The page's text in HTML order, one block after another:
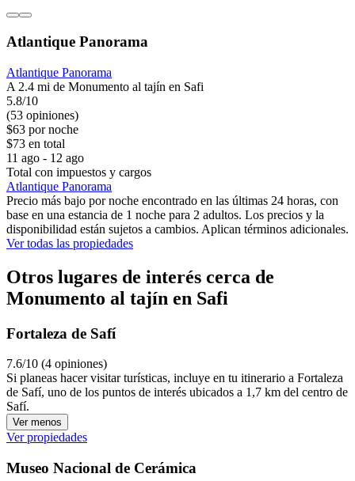
Atlantique Panorama
Atlantique Panorama
A 2.4 mi de Monumento al tajín en Safi
5.8/10
(53 opiniones)
$63 por noche
$73 en total
11 ago - 12 ago
Total con impuestos y cargos
Atlantique Panorama
Precio más bajo por noche encontrado en las últimas 24 horas, con
base en una estancia de 1 noche para 2 adultos. Los precios y la
disponibilidad están sujetos a cambios. Aplican términos adicionales.
Ver todas las propiedades
Otros lugares de interés cerca de
Monumento al tajín en Safi
Fortaleza de Safí
7.6/10 (4 opiniones)
Si planeas hacer visitar turísticas, incluye en tu itinerario a Fortaleza
de Safí, uno de los puntos de interés ubicados a 1,7 km del centro de
Safí.
Ver menos
Ver propiedades
Museo Nacional de Cerámica